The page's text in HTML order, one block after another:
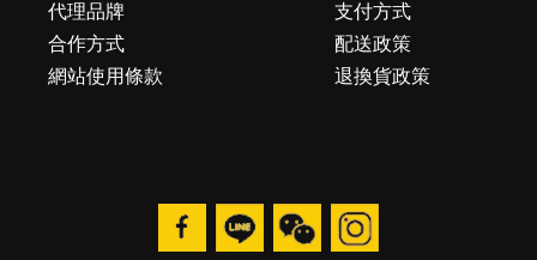
代理品牌
合作方式
網站使用條款
支付方式
配送政策
退換貨政策